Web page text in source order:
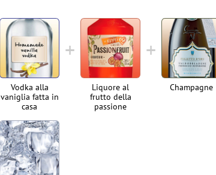
Vodka alla
vaniglia fatta in
casa
Liquore al
frutto della
passione
Champagne